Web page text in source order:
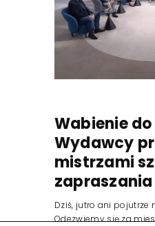
Wabienie
Wydawcy
mistrzami
Dziś, jutro ani pojutrze
Odezwiemy się za